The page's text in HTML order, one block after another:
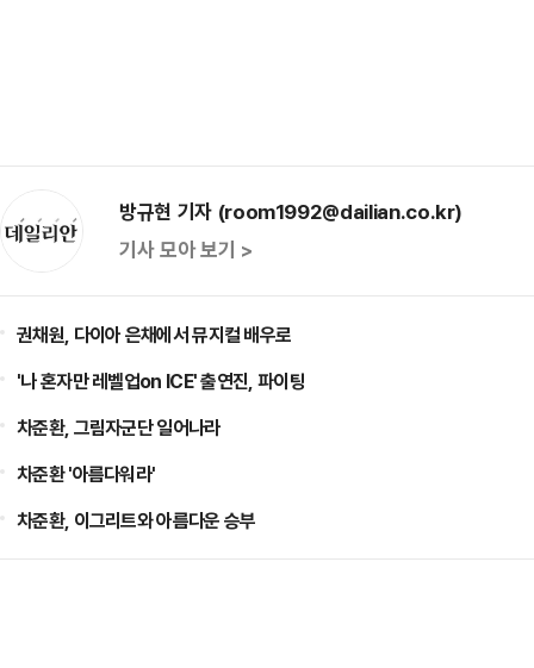
방규현 기자 (room1992@dailian.co.kr)
기사 모아 보기 >
권채원, 다이아 은채에서 뮤지컬 배우로
'나 혼자만 레벨업on ICE' 출연진, 파이팅
차준환, 그림자군단 일어나라
차준환 '아름다워라'
차준환, 이그리트와 아름다운 승부